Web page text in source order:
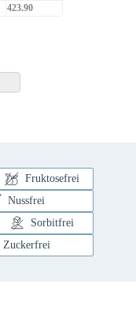
423.90
Fruktosefrei
Nussfrei
Sorbitfrei
Zuckerfrei